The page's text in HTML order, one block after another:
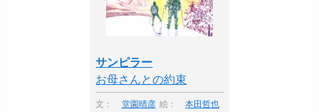
サンピラー
お母さんとの約束
文： 堂園晴彦 絵： 本田哲也